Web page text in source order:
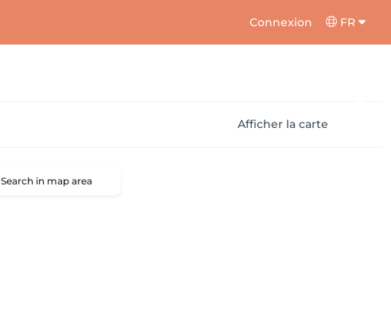
Connexion FR
Afficher la carte
Search in map area